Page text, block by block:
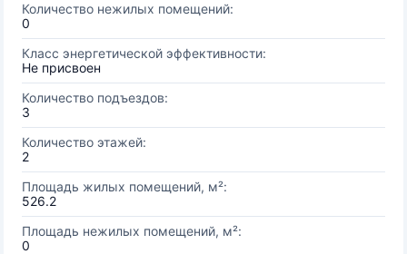
Количество нежилых помещений:
0
Класс энергетической эффективности:
Не присвоен
Количество подъездов:
3
Количество этажей:
2
Площадь жилых помещений, м²:
526.2
Площадь нежилых помещений, м²:
0